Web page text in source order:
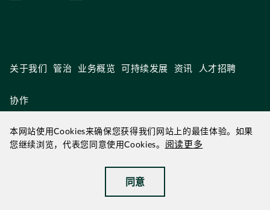
关于我们 管治 业务概览 可持续发展 资讯 人才招聘
协作
华懋为华懋集团
无障碍浏览 | 免责声明
本网站使用Cookies来确保您获得我们网站上的最佳体验。如果
您继续浏览，代表您同意使用Cookies。 阅读更多
同意